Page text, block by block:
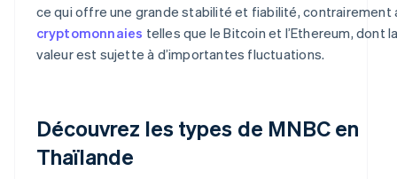
ce qui offre une grande stabilité et fiabilité, contrairement
cryptomonnaies telles que le Bitcoin et l’Ethereum, dont
valeur est sujette à d’importantes fluctuations.
Découvrez les types de MNBC en
Thaïlande